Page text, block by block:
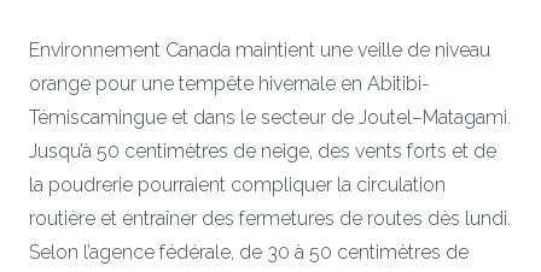
Environnement Canada maintient une veille de niveau
orange pour une tempête hivernale en Abitibi-
Témiscamingue et dans le secteur de Joutel–Matagami.
Jusqu’à 50 centimètres de neige, des vents forts et de
la poudrerie pourraient compliquer la circulation
routière et entraîner des fermetures de routes dès lundi.
Selon l’agence fédérale, de 30 à 50 centimètres de